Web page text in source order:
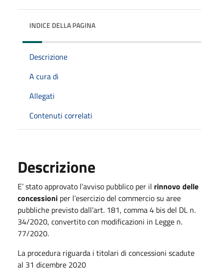
INDICE DELLA PAGINA
Descrizione
A cura di
Allegati
Contenuti correlati
Descrizione
E’ stato approvato l’avviso pubblico per il rinnovo delle
concessioni per l’esercizio del commercio su aree
pubbliche previsto dall’art. 181, comma 4 bis del DL n.
34/2020, convertito con modificazioni in Legge n.
77/2020.
La procedura riguarda i titolari di concessioni scadute
al 31 dicembre 2020